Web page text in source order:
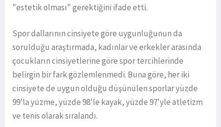
"estetik olması" gerektiğini ifade etti.
Spor dallarının cinsiyete göre uygunluğunun da
sorulduğu araştırmada, kadınlar ve erkekler arasında
çocukların cinsiyetlerine göre spor tercihlerinde
belirgin bir fark gözlemlenmedi. Buna göre, her iki
cinsiyete de uygun olduğu düşünülen sporlar yüzde
99'la yüzme, yüzde 98'le kayak, yüzde 97'yle atletizm
ve tenis olarak sıralandı.